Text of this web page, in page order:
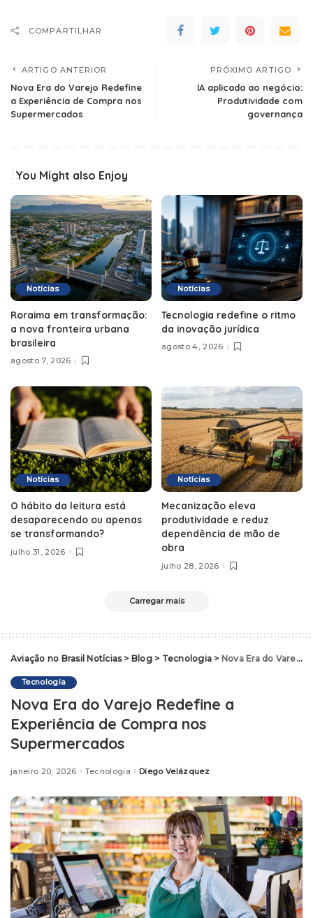
COMPARTILHAR
ARTIGO ANTERIOR
Nova Era do Varejo Redefine
a Experiência de Compra nos
Supermercados
PRÓXIMO ARTIGO
IA aplicada ao negócio:
Produtividade com
governança
You Might also Enjoy
Notícias
Roraima em transformação:
a nova fronteira urbana
brasileira
agosto 7, 2026
Notícias
Tecnologia redefine o ritmo
da inovação jurídica
agosto 4, 2026
Notícias
O hábito da leitura está
desaparecendo ou apenas
se transformando?
julho 31, 2026
Notícias
Mecanização eleva
produtividade e reduz
dependência de mão de
obra
julho 28, 2026
Carregar mais
Aviação no Brasil Notícias> Blog> Tecnologia > Nova Era do Varejo Redefine a Experiência de Compra nos Supermercados
Tecnologia
Nova Era do Varejo Redefine a
Experiência de Compra nos
Supermercados
janeiro 20, 2026 TecnologiaPosted
Diego Velázquez